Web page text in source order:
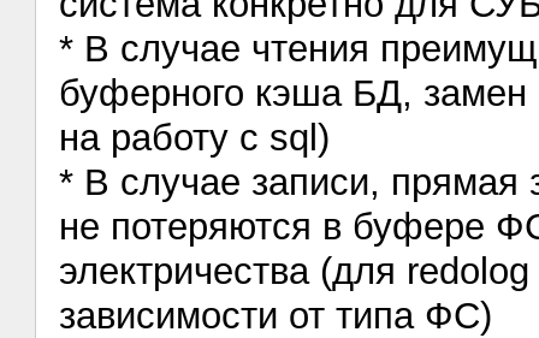
* В случае чтения
буферного кэша БД,
на работу с sql)
* В случае записи, прямая
не потеряются в буфере
электричества (для
зависимости от типа ФС)